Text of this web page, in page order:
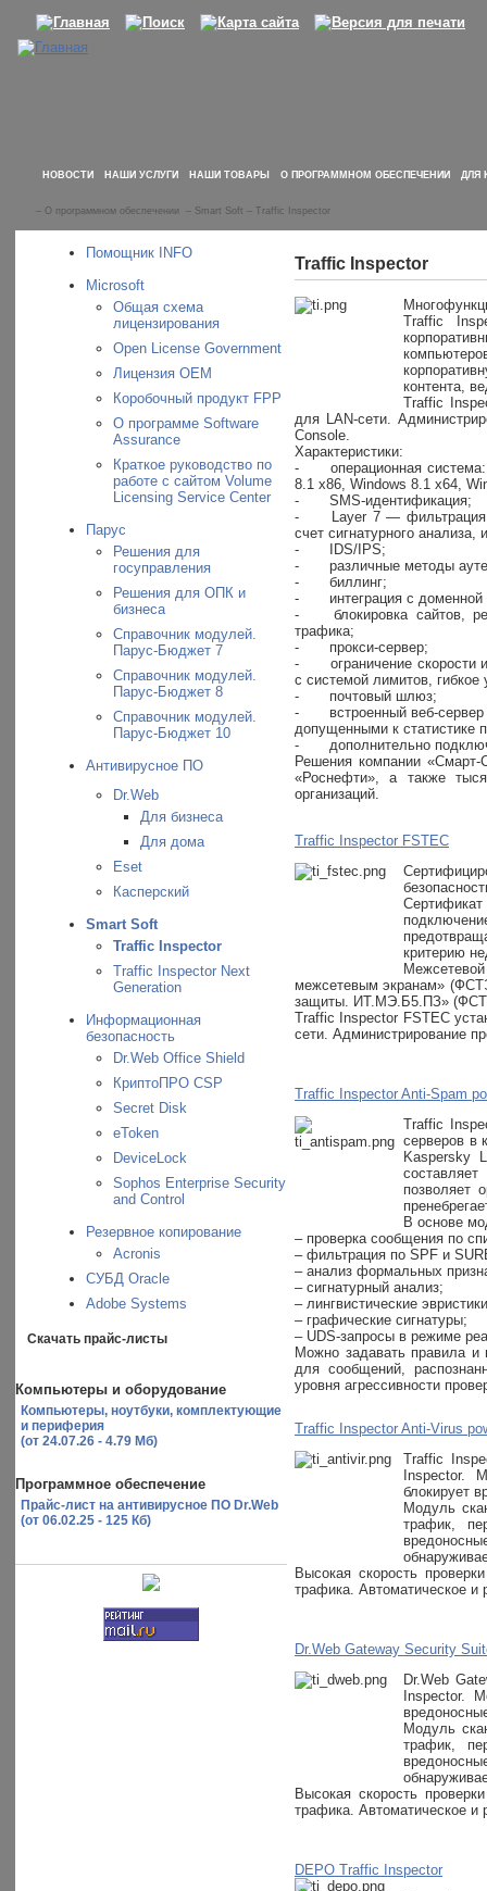
НОВОСТИ НАШИ УСЛУГИ НАШИ ТОВАРЫ О ПРОГРАММНОМ ОБЕСПЕЧЕНИИ ДЛЯ
– О программном обеспечении – Smart Soft – Traffic Inspector
Помощник INFO
Microsoft
Общая схема
лицензирования
Open License Government
Лицензия OEM
Коробочный продукт FPP
О программе Software
Assurance
Краткое руководство по
работе с сайтом Volume
Licensing Service Center
Парус
Решения для
госуправления
Решения для ОПК и
бизнеса
Справочник модулей.
Парус-Бюджет 7
Справочник модулей.
Парус-Бюджет 8
Справочник модулей.
Парус-Бюджет 10
Антивирусное ПО
Dr.Web
Для бизнеса
Для дома
Eset
Касперский
Smart Soft
Traffic Inspector
Traffic Inspector Next
Generation
Информационная
безопасность
Dr.Web Office Shield
КриптоПРО CSP
Secret Disk
eToken
DeviceLock
Sophos Enterprise Security
and Control
Резервное копирование
Acronis
СУБД Oracle
Adobe Systems
Скачать прайс-листы
Компьютеры и оборудование
Компьютеры, ноутбуки, комплектующие
и периферия
(от 24.07.26 - 4.79 Мб)
Программное обеспечение
Прайс-лист на антивирусное ПО Dr.Web
(от 06.02.25 - 125 Кб)
Traffic Inspector
Traffic
контента,
Traffic
для LAN-сети.
Console.
Характеристики:
-
операционная
8.1 x86, Windows 8.1 x64,
-
SMS-идентификация;
-
Layer 7 — фильтрация
счет сигнатурного
-
IDS/IPS;
-
различные методы
-
биллинг;
-
интеграция с
-
блокировка сайтов,
трафика;
-
прокси-сервер;
-
ограничение скорости
с системой лимитов,
-
почтовый шлюз;
-
встроенный веб-
допущенными к статистике
-
дополнительно
Решения компании
«Роснефти», а также
организаций.
Traffic Inspector FSTEC
Сертификат
критерию
межсетевым экранам»
защиты. ИТ.МЭ.Б5.ПЗ»
Traffic Inspector FSTEC
сети. Администрирование
Traffic Inspector Anti-Spam
Traffic
серверов в
Kaspersky
позволяет
В основе
– проверка сообщения по
– фильтрация по SPF и
– анализ формальных
– сигнатурный анализ;
– лингвистические
– графические сигнатуры;
– UDS-запросы в режиме
Можно задавать правила и
для сообщений,
уровня агрессивности
Traffic Inspector Anti-Virus
Traffic
Inspector.
блокирует
Модуль
трафик,
Высокая скорость
трафика. Автоматическое
Dr.Web Gateway Security
Dr.Web
Inspector.
Модуль
трафик,
Высокая скорость
трафика. Автоматическое
DEPO Traffic Inspector